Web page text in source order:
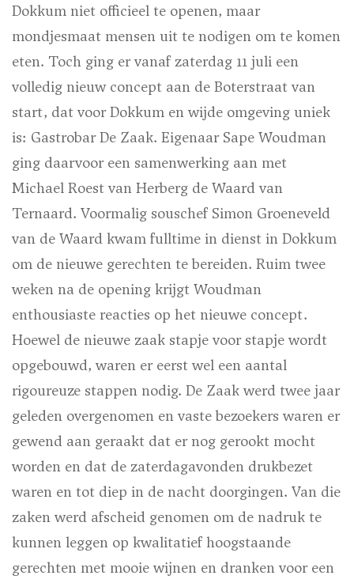
Dokkum niet officieel te openen, maar
mondjesmaat mensen uit te nodigen om te komen
eten. Toch ging er vanaf zaterdag 11 juli een
volledig nieuw concept aan de Boterstraat van
start, dat voor Dokkum en wijde omgeving uniek
is: Gastrobar De Zaak. Eigenaar Sape Woudman
ging daarvoor een samenwerking aan met
Michael Roest van Herberg de Waard van
Ternaard. Voormalig souschef Simon Groeneveld
van de Waard kwam fulltime in dienst in Dokkum
om de nieuwe gerechten te bereiden. Ruim twee
weken na de opening krijgt Woudman
enthousiaste reacties op het nieuwe concept.
Hoewel de nieuwe zaak stapje voor stapje wordt
opgebouwd, waren er eerst wel een aantal
rigoureuze stappen nodig. De Zaak werd twee jaar
geleden overgenomen en vaste bezoekers waren er
gewend aan geraakt dat er nog gerookt mocht
worden en dat de zaterdagavonden drukbezet
waren en tot diep in de nacht doorgingen. Van die
zaken werd afscheid genomen om de nadruk te
kunnen leggen op kwalitatief hoogstaande
gerechten met mooie wijnen en dranken voor een